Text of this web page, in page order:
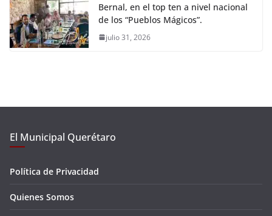
Bernal, en el top ten a nivel nacional
de los “Pueblos Mágicos”.
julio 31, 2026
El Municipal Querétaro
Política de Privacidad
Quienes Somos